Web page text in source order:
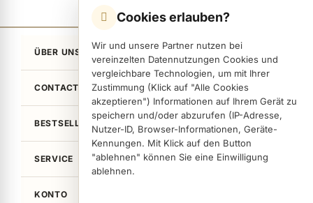
Cookies erlauben?
Wir und unsere Partner nutzen bei
vereinzelten Datennutzungen Cookies und
vergleichbare Technologien, um mit Ihrer
Zustimmung (Klick auf "Alle Cookies
akzeptieren") Informationen auf Ihrem Gerät zu
speichern und/oder abzurufen (IP-Adresse,
Nutzer-ID, Browser-Informationen, Geräte-
Kennungen. Mit Klick auf den Button
"ablehnen" können Sie eine Einwilligung
ablehnen.
ÜBER UNS
CONTACT
BESTSELLER
SERVICE
KONTO